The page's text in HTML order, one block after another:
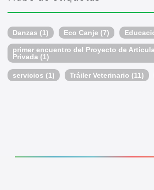
Danzas (1) Eco Canje (7)
primer encuentro del Proyecto de
Privada (1)
servicios (1) Tráiler Veterinario (11)